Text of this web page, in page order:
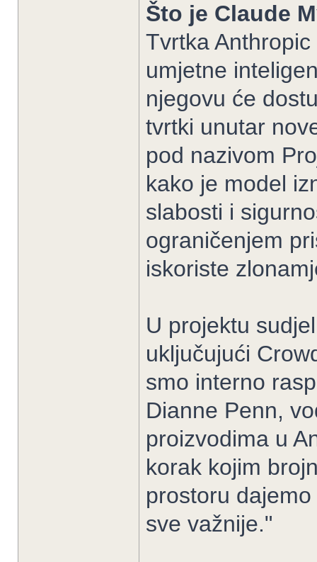
Što je Claude
Tvrtka
umjetne
njegovu će
tvrtki unutar
pod nazivom
kako je model
slabosti i
ograničenjem
iskoriste
U projektu
uključujući
smo interno
Dianne Penn,
proizvodima u
korak kojim
prostoru
sve važnije."